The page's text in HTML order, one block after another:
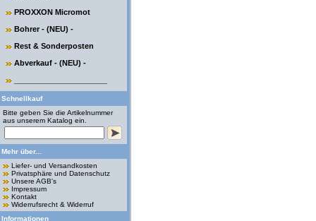
PROXXON Micromot
Bohrer - (NEU) -
Rest & Sonderposten
Abverkauf - (NEU) -
Schnellkauf
Bitte geben Sie die Artikelnummer
aus unserem Katalog ein.
Mehr über...
Liefer- und Versandkosten
Privatsphäre und Datenschutz
Unsere AGB's
Impressum
Kontakt
Widerrufsrecht & Widerruf
Informationen